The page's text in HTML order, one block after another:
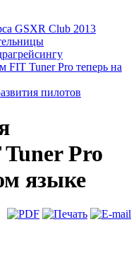
GSXR Club 2013
FIT Tuner Pro теперь на
пилотов
Pro
языке